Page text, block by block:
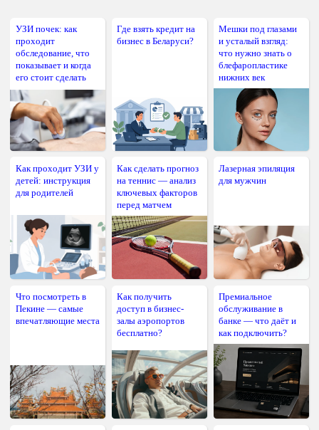
УЗИ почек: как
проходит
обследование, что
показывает и когда
его стоит сделать
Где взять кредит на
бизнес в Беларуси?
Мешки под глазами
и усталый взгляд:
что нужно знать о
блефаропластике
нижних век
Как проходит УЗИ у
детей: инструкция
для родителей
Как сделать прогноз
на теннис — анализ
ключевых факторов
перед матчем
Лазерная эпиляция
для мужчин
Что посмотреть в
Пекине — самые
впечатляющие места
Как получить
доступ в бизнес-
залы аэропортов
бесплатно?
Премиальное
обслуживание в
банке — что даёт и
как подключить?